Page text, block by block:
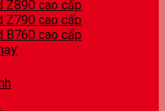
Z890 cao cấp
Z790 cao cấp
B760 cao cấp